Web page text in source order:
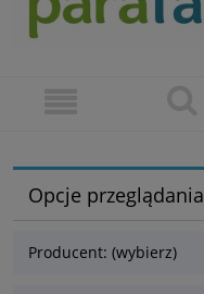
Opcje przeglądania
Producent: (wybierz)